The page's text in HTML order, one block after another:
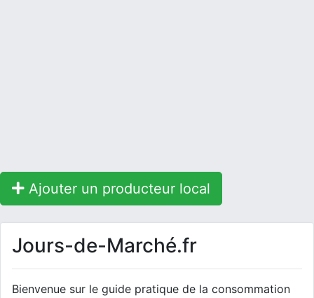
Ajouter un producteur local
Jours-de-Marché.fr
Bienvenue sur le guide pratique de la consommation